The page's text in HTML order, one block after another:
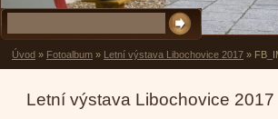
Úvod » Fotoalbum » Letní výstava Libochovice 2017 »
Letní výstava Libochovice 2017